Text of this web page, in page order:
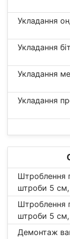
Укладання
Укладання
Укладання
Укладання
Штроблення
штроби 5 см,
Штроблення
штроби 5 см,
Демонтаж